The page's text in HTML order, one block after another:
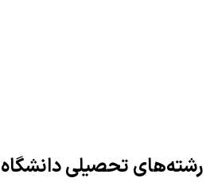
رشته‌های تحصیلی